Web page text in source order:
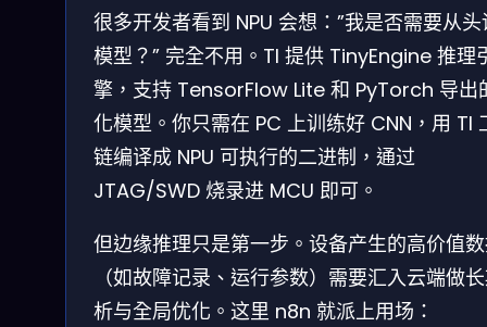
很多开发者看到 NPU 会想：”我是否需要从
模型？” 完全不用。TI 提供 TinyEngine 推理
擎，支持 TensorFlow Lite 和 PyTorch 导出
化模型。你只需在 PC 上训练好 CNN，用 TI
链编译成 NPU 可执行的二进制，通过
JTAG/SWD 烧录进 MCU 即可。
但边缘推理只是第一步。设备产生的高价值
（如故障记录、运行参数）需要汇入云端做
析与全局优化。这里 n8n 就派上用场：